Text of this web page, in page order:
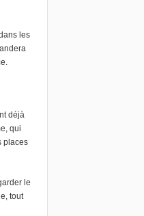
les
déjà
qui
places
le
tout